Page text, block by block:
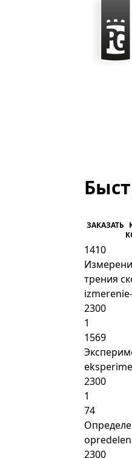
ЗАКАЗАТЬ
1410
трения
2300
1
1569
2300
1
74
2300